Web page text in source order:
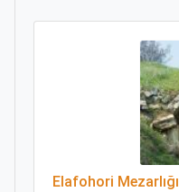
Elafohori Mezarlığı